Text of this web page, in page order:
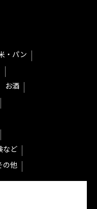
・パン
お酒
など
の他